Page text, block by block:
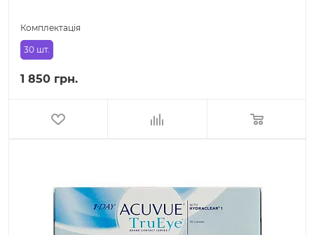
Комплектація
30 шт.
1 850 грн.